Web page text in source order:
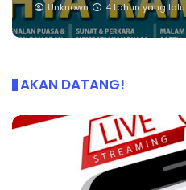
Unknown 4 tahun yang lalu
AKAN DATANG!